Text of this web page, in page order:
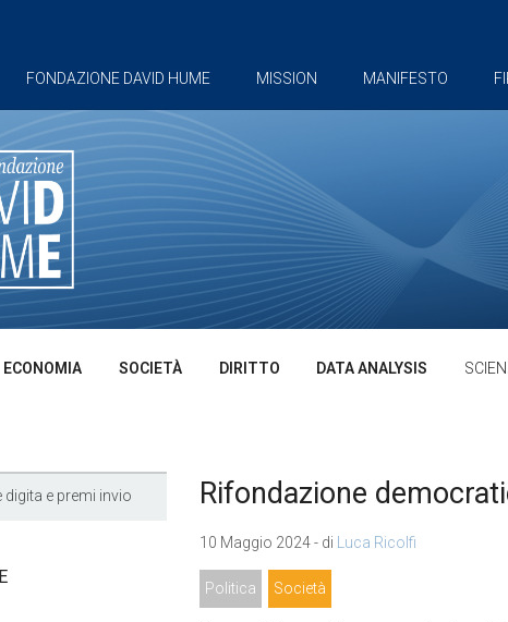
FONDAZIONE DAVID HUME MISSION MANIFESTO
ECONOMIA SOCIETÀ DIRITTO DATA ANALYSIS
Rifondazione
10 Maggio 2024 - di Luca Ricolfi
Politica Società